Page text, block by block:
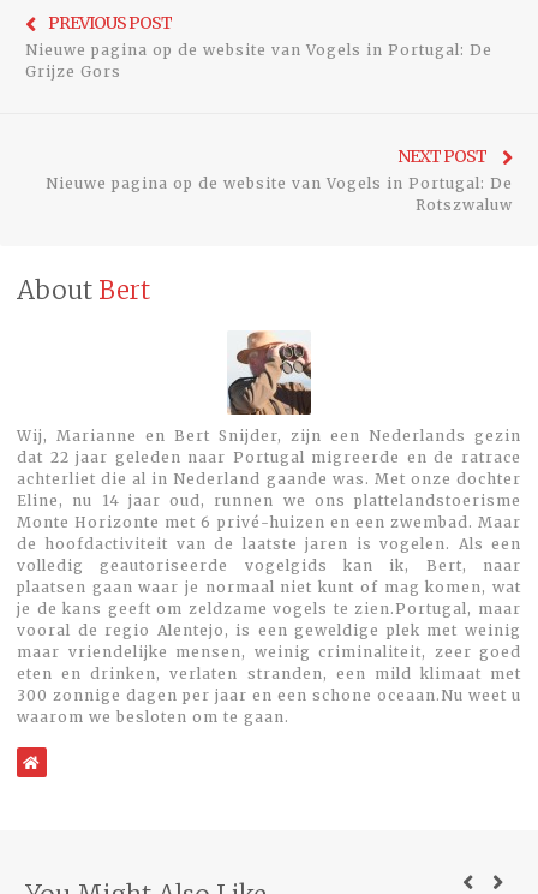
navigatie
PREVIOUS POST
post:
Nieuwe pagina op de website van Vogels in Portugal: De
Grijze Gors
NEXT POST
Nieuwe pagina op de website van Vogels in Portugal: De
Rotszwaluw
About Bert
Wij, Marianne en Bert Snijder, zijn een Nederlands gezin
dat 22 jaar geleden naar Portugal migreerde en de ratrace
achterliet die al in Nederland gaande was. Met onze dochter
Eline, nu 14 jaar oud, runnen we ons plattelandstoerisme
Monte Horizonte met 6 privé-huizen en een zwembad. Maar
de hoofdactiviteit van de laatste jaren is vogelen. Als een
volledig geautoriseerde vogelgids kan ik, Bert, naar
plaatsen gaan waar je normaal niet kunt of mag komen, wat
je de kans geeft om zeldzame vogels te zien.Portugal, maar
vooral de regio Alentejo, is een geweldige plek met weinig
maar vriendelijke mensen, weinig criminaliteit, zeer goed
eten en drinken, verlaten stranden, een mild klimaat met
300 zonnige dagen per jaar en een schone oceaan.Nu weet u
waarom we besloten om te gaan.